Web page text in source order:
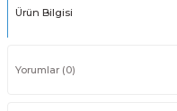
Ürün Bilgisi
Yorumlar (0)